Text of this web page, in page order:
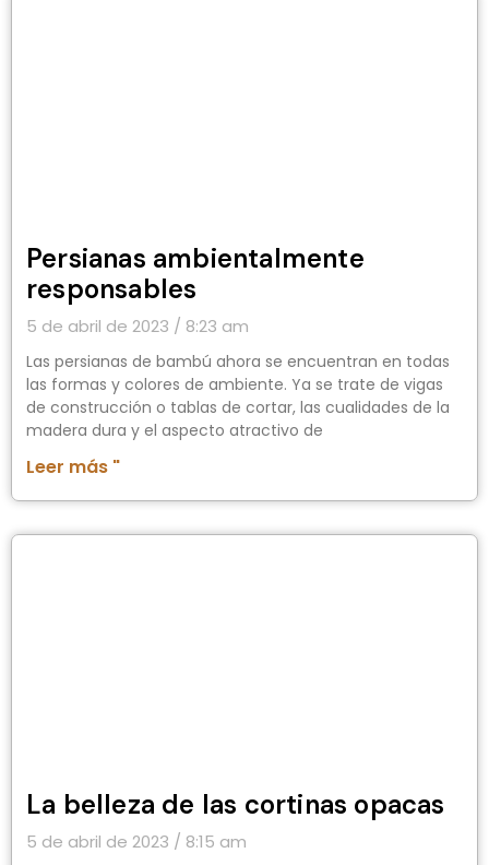
Persianas ambientalmente
responsables
5 de abril de 2023 8:23 am
Las persianas de bambú ahora se encuentran en todas
las formas y colores de ambiente. Ya se trate de vigas
de construcción o tablas de cortar, las cualidades de la
madera dura y el aspecto atractivo de
Leer más "
La belleza de las cortinas opacas
5 de abril de 2023 8:15 am